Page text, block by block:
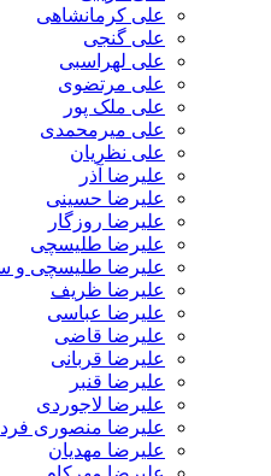
علی کرمانشاهی
علی گنجی
علی لهراسبی
علی مرتضوی
علی ملک پور
علی میرمحمدی
علی نظریان
علیرضا آذر
علیرضا حسینی
علیرضا روزگار
علیرضا طلیسچی
علیرضا طلیسچی و سعید آتانی
علیرضا ظریف
علیرضا عباسی
علیرضا قاضی
علیرضا قربانی
علیرضا قنبر
علیرضا لاجوردی
علیرضا منصوری فرد
علیرضا مهدیان